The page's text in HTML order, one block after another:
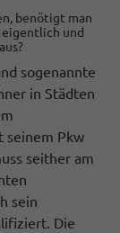
benötigt man
und
sogenannte
in Städten
seinem Pkw
seither am
sein
Die